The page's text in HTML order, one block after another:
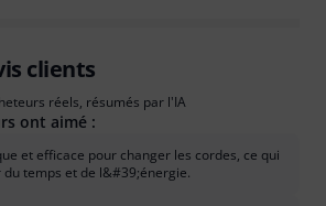
clients
réels, résumés par l'IA
ont aimé :
et efficace pour changer les cordes, ce qui
temps et de l&#39;énergie.